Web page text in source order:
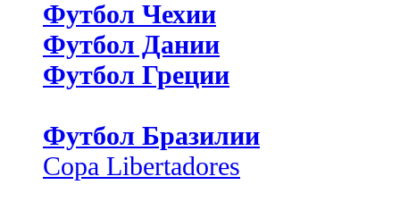
Футбол Чехии
Футбол Дании
Футбол Греции
Футбол Бразилии
Copa Libertadores